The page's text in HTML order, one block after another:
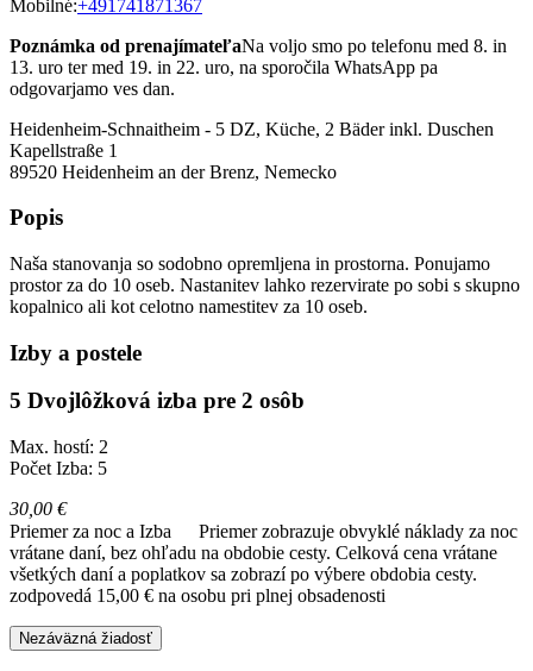
Mobilné:+491741871367
Poznámka od prenajímateľaNa voljo smo po telefonu med 8. in
13. uro ter med 19. in 22. uro, na sporočila WhatsApp pa
odgovarjamo ves dan.
Heidenheim-Schnaitheim - 5 DZ, Küche, 2 Bäder inkl. Duschen
Kapellstraße 1
89520 Heidenheim an der Brenz, Nemecko
Popis
Naša stanovanja so sodobno opremljena in prostorna. Ponujamo
prostor za do 10 oseb. Nastanitev lahko rezervirate po sobi s skupno
kopalnico ali kot celotno namestitev za 10 oseb.
Izby a postele
5 Dvojlôžková izba pre 2 osôb
Max. hostí: 2
Počet Izba: 5
30,00 €
Priemer za noc a Izba
Priemer zobrazuje obvyklé náklady za noc
vrátane daní, bez ohľadu na obdobie cesty. Celková cena vrátane
všetkých daní a poplatkov sa zobrazí po výbere obdobia cesty.
zodpovedá 15,00 € na osobu pri plnej obsadenosti
Nezáväzná žiadosť